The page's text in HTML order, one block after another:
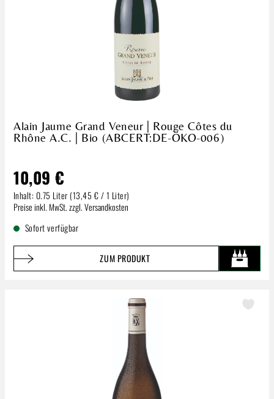
Alain Jaume Grand Veneur | Rouge Côtes du
Rhône A.C. | Bio (ABCERT:DE-ÖKO-006)
10,09 €
Inhalt: 0.75 Liter (13,45 € / 1 Liter)
Regulärer Preis:
Preise inkl. MwSt. zzgl. Versandkosten
Sofort verfügbar
ZUM PRODUKT